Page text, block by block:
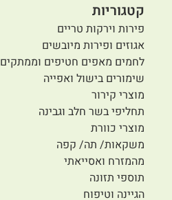
קטגוריות
פירות וירקות טריים
אגוזים ופירות מיובשים
לחמים מאפים חטיפים וממתקים
שימורים בישול ואפייה
מוצרי קירור
תחליפי בשר חלב וגבינה
מוצרי כוורת
משקאות/ תה/ קפה
מהמזרח ואסייאתי
תוספי תזונה
הגיינה וטיפוח